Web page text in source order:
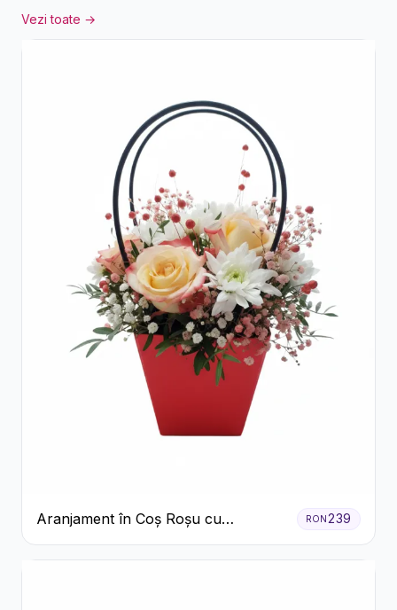
Vezi toate →
Aranjament în Coș Roșu cu
Trandafiri și Crizanteme Albe
RON239